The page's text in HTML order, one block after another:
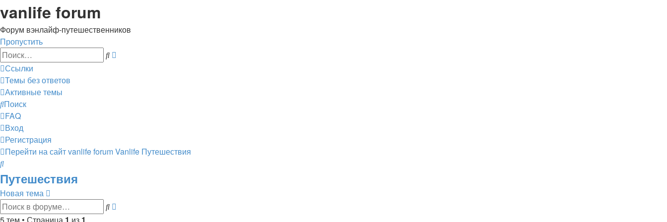
vanlife forum
Форум вэнлайф-путешественников
Пропустить
Поиск
Ссылки
Темы без ответов
Активные темы
Поиск
FAQ
Вход
Регистрация
Перейти на сайтvanlife forumVanlife Путешествия
Поиск
Путешествия
Новая тема
Поиск